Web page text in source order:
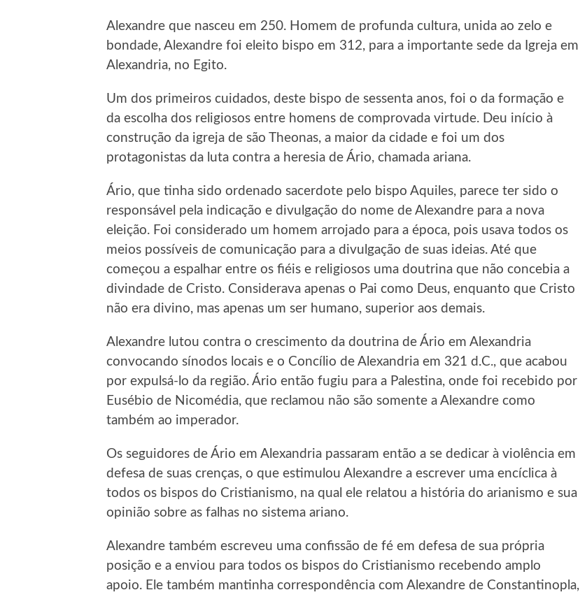
Alexandre que nasceu em 250. Homem de profunda cultura, unida ao zelo e
bondade, Alexandre foi eleito bispo em 312, para a importante sede da Igreja em
Alexandria, no Egito.
Um dos primeiros cuidados, deste bispo de sessenta anos, foi o da formação e
da escolha dos religiosos entre homens de comprovada virtude. Deu início à
construção da igreja de são Theonas, a maior da cidade e foi um dos
protagonistas da luta contra a heresia de Ário, chamada ariana.
Ário, que tinha sido ordenado sacerdote pelo bispo Aquiles, parece ter sido o
responsável pela indicação e divulgação do nome de Alexandre para a nova
eleição. Foi considerado um homem arrojado para a época, pois usava todos os
meios possíveis de comunicação para a divulgação de suas ideias. Até que
começou a espalhar entre os fiéis e religiosos uma doutrina que não concebia a
divindade de Cristo. Considerava apenas o Pai como Deus, enquanto que Cristo
não era divino, mas apenas um ser humano, superior aos demais.
Alexandre lutou contra o crescimento da doutrina de Ário em Alexandria
convocando sínodos locais e o Concílio de Alexandria em 321 d.C., que acabou
por expulsá-lo da região. Ário então fugiu para a Palestina, onde foi recebido por
Eusébio de Nicomédia, que reclamou não são somente a Alexandre como
também ao imperador.
Os seguidores de Ário em Alexandria passaram então a se dedicar à violência em
defesa de suas crenças, o que estimulou Alexandre a escrever uma encíclica à
todos os bispos do Cristianismo, na qual ele relatou a história do arianismo e sua
opinião sobre as falhas no sistema ariano.
Alexandre também escreveu uma confissão de fé em defesa de sua própria
posição e a enviou para todos os bispos do Cristianismo recebendo amplo
apoio. Ele também mantinha correspondência com Alexandre de Constantinopla,